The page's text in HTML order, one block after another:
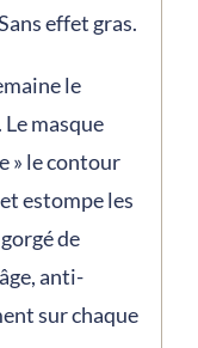
effet gras.
le
Le masque
» le contour
estompe les
de
anti-
sur chaque